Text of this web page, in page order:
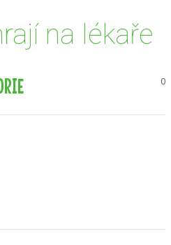
na lékaře
0